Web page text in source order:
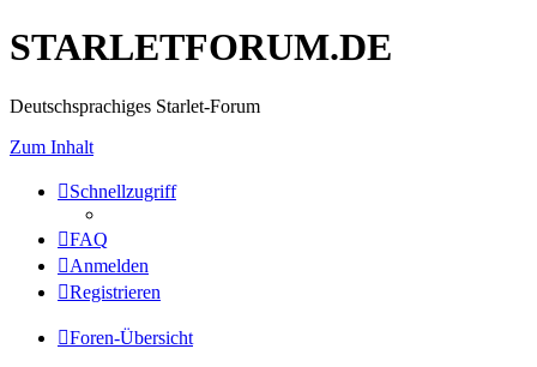
STARLETFORUM.DE
Deutschsprachiges Starlet-Forum
Zum Inhalt
Schnellzugriff
FAQ
Anmelden
Registrieren
Foren-Übersicht